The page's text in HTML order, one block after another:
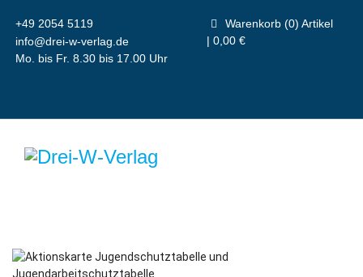
+49 2054 5119
info@drei-w-verlag.de
Mo. bis Fr. 8.30 bis 17.00 Uhr
Warenkorb (0) Artikel
| 0,00 €